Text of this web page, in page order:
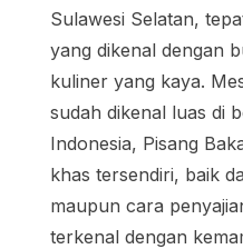
Sulawesi Selatan,
yang dikenal dengan
kuliner yang kaya.
sudah dikenal luas di
Indonesia, Pisang
khas tersendiri, baik
maupun cara
terkenal dengan